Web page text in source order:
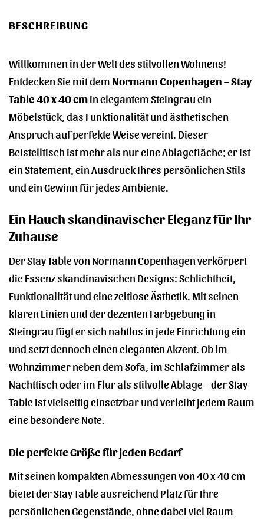
BESCHREIBUNG
Willkommen in der Welt des stilvollen Wohnens!
Entdecken Sie mit dem Normann Copenhagen – Stay
Table 40 x 40 cmin elegantem Steingrau ein
Möbelstück, das Funktionalität und ästhetischen
Anspruch auf perfekte Weise vereint. Dieser
Beistelltisch ist mehr als nur eine Ablagefläche; er ist
ein Statement, ein Ausdruck Ihres persönlichen Stils
und ein Gewinn für jedes Ambiente.
Ein Hauch skandinavischer Eleganz für Ihr
Zuhause
Der Stay Table von Normann Copenhagen verkörpert
die Essenz skandinavischen Designs: Schlichtheit,
Funktionalität und eine zeitlose Ästhetik. Mit seinen
klaren Linien und der dezenten Farbgebung in
Steingrau fügt er sich nahtlos in jede Einrichtung ein
und setzt dennoch einen eleganten Akzent. Ob im
Wohnzimmer neben dem Sofa, im Schlafzimmer als
Nachttisch oder im Flur als stilvolle Ablage – der Stay
Table ist vielseitig einsetzbar und verleiht jedem Raum
eine besondere Note.
Die perfekte Größe für jeden Bedarf
Mit seinen kompakten Abmessungen von 40 x 40 cm
bietet der Stay Table ausreichend Platz für Ihre
persönlichen Gegenstände, ohne dabei viel Raum